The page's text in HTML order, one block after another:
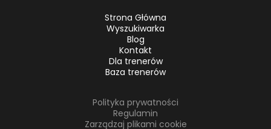
Strona Główna
Wyszukiwarka
Blog
Kontakt
Dla trenerów
Baza trenerów
Polityka prywatności
Regulamin
Zarządzaj plikami cookie